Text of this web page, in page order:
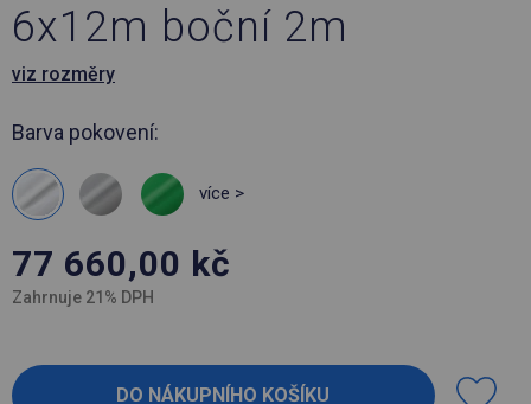
6x12m boční 2m
viz rozměry
Barva pokovení:
více >
77 660,00 kč
Zahrnuje 21% DPH